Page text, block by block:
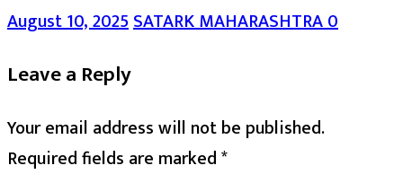
August 10, 2025SATARK MAHARASHTRA0
Leave a Reply
Your email address will not be published.
Required fields are marked*